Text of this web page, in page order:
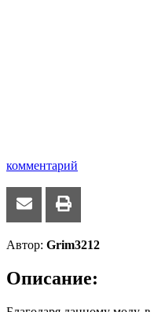
комментарий
Автор: Grim3212
Описание: